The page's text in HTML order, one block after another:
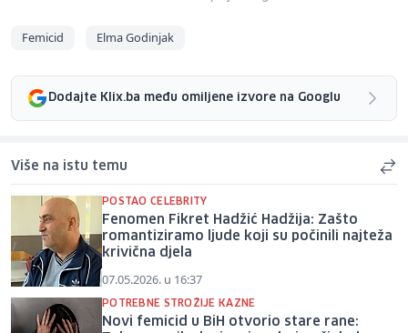
Femicid Elma Godinjak
Dodajte Klix.ba među omiljene izvore na Googlu
Više na istu temu
POSTAO CELEBRITY
Fenomen Fikret Hadžić Hadžija: Zašto
romantiziramo ljude koji su počinili najteža
krivična djela
07.05.2026. u 16:37
POTREBNE STROŽIJE KAZNE
Novi femicid u BiH otvorio stare rane: